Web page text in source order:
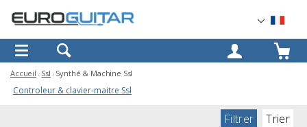
OK
Accueil Ssl Synthé & Machine Ssl
Controleur & clavier-maitre Ssl
Filtrer Trier